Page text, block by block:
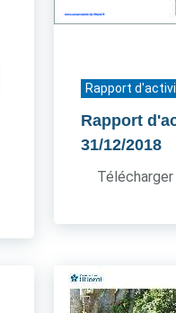
Rapport
Rapport
31/12/2018